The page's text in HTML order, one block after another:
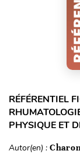
RÉFÉRENTIEL
PHYSIQUE ET
Autor(en) :